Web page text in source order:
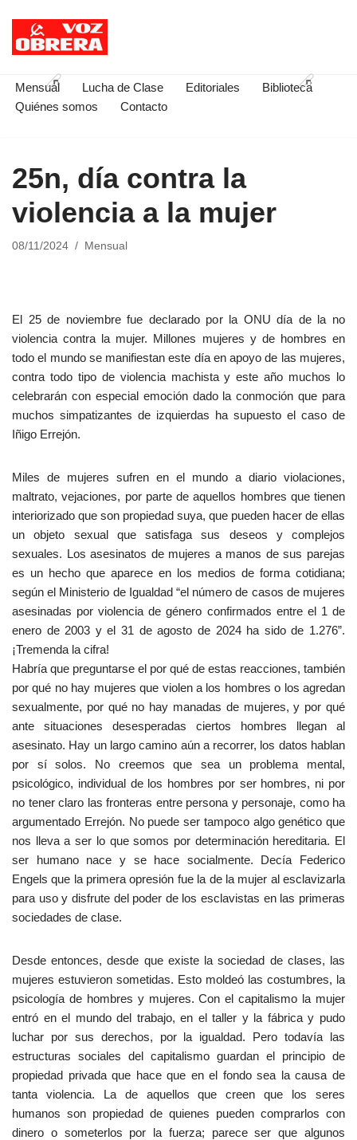
Saltar
contenido
Mensual Lucha de Clase Editoriales
Biblioteca
Quiénes somos
Contacto
25n, día contra la
violencia a la mujer
08/11/2024 Mensual
El 25 de noviembre fue declarado por la ONU día de la no
violencia contra la mujer. Millones mujeres y de hombres en
todo el mundo se manifiestan este día en apoyo de las mujeres,
contra todo tipo de violencia machista y este año muchos lo
celebrarán con especial emoción dado la conmoción que para
muchos simpatizantes de izquierdas ha supuesto el caso de
Iñigo Errejón.
Miles de mujeres sufren en el mundo a diario violaciones,
maltrato, vejaciones, por parte de aquellos hombres que tienen
interiorizado que son propiedad suya, que pueden hacer de ellas
un objeto sexual que satisfaga sus deseos y complejos
sexuales. Los asesinatos de mujeres a manos de sus parejas
es un hecho que aparece en los medios de forma cotidiana;
según el Ministerio de Igualdad “el número de casos de mujeres
asesinadas por violencia de género confirmados entre el 1 de
enero de 2003 y el 31 de agosto de 2024 ha sido de 1.276”.
¡Tremenda la cifra!
Habría que preguntarse el por qué de estas reacciones, también
por qué no hay mujeres que violen a los hombres o los agredan
sexualmente, por qué no hay manadas de mujeres, y por qué
ante situaciones desesperadas ciertos hombres llegan al
asesinato. Hay un largo camino aún a recorrer, los datos hablan
por sí solos. No creemos que sea un problema mental,
psicológico, individual de los hombres por ser hombres, ni por
no tener claro las fronteras entre persona y personaje, como ha
argumentado Errejón. No puede ser tampoco algo genético que
nos lleva a ser lo que somos por determinación hereditaria. El
ser humano nace y se hace socialmente. Decía Federico
Engels que la primera opresión fue la de la mujer al esclavizarla
para uso y disfrute del poder de los esclavistas en las primeras
sociedades de clase.
Desde entonces, desde que existe la sociedad de clases, las
mujeres estuvieron sometidas. Esto moldeó las costumbres, la
psicología de hombres y mujeres. Con el capitalismo la mujer
entró en el mundo del trabajo, en el taller y la fábrica y pudo
luchar por sus derechos, por la igualdad. Pero todavía las
estructuras sociales del capitalismo guardan el principio de
propiedad privada que hace que en el fondo sea la causa de
tanta violencia. La de aquellos que creen que los seres
humanos son propiedad de quienes pueden comprarlos con
dinero o someterlos por la fuerza; parece ser que algunos